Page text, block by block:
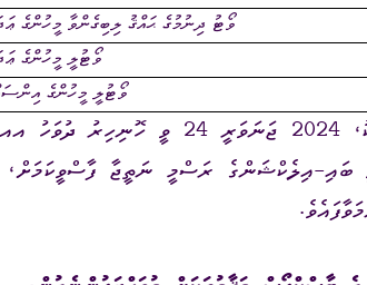
ވޯޓު ދިނުމުގެ ޙައްޤު ލިބިގެންވާ މީހުންގެ
ވޯޓުލީ މީހުންގެ
ވޯޓުލީ މީހުންގެ
އަދި، ކޮމިޝަނުގެ މެންބަރުން ސޮއިކުރެއްވުމާއެކު، 2024
އިލެކްޝަންގެ ރަސްމީ ނަތީޖާ